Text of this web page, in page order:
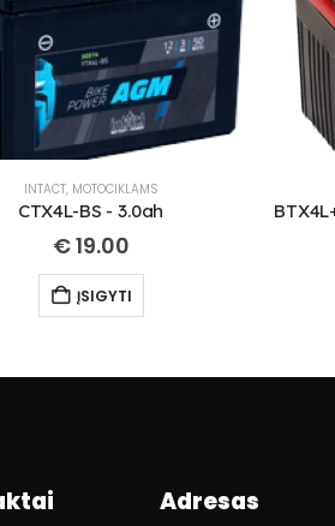
INTACT, MOTOCIKLAMS
CTX4L-BS - 3.0ah
€19.00
ĮSIGYTI
Adresas